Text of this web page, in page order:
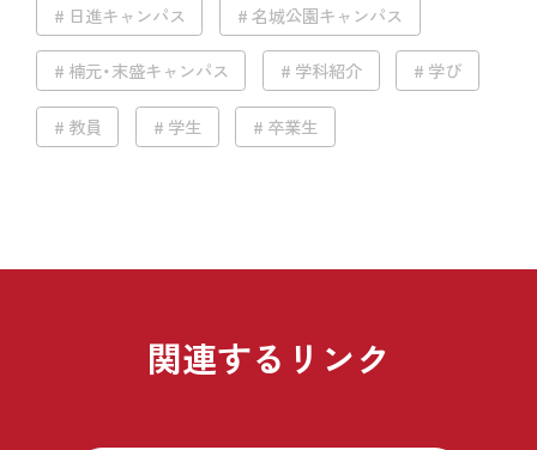
日進キャンパス 名城公園キャンパス
楠元・末盛キャンパス 学科紹介 学び
教員 学生 卒業生
関連するリンク